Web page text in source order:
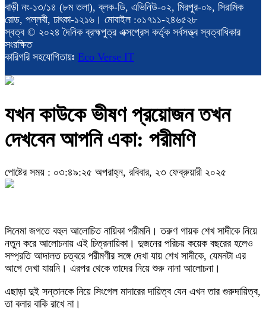
বাড়ী নং-১৩/১৪ (৮ম তলা), ব্লক-ডি, এভিনিউ-০২, মিরপুর-০৯, সিরামিক
রোড, পল্লবী, ঢাৎকা-১২১৬। মোবাইল :০১৭১১-২৪৬৫২৮
স্বত্ব © ২০২৪ দৈনিক ব্রহ্মপুত্র এক্সপ্রেস কর্তৃক সর্বসত্ত্ব স্বত্বাধিকার
সংরক্ষিত
কারিগরি সহযোগিতায়ঃ Eco Verse IT
যখন কাউকে ভীষণ প্রয়োজন তখন
দেখবেন আপনি একা: পরীমণি
পোষ্টের সময় : ০৩:৪৯:২৫ অপরাহ্ন, রবিবার, ২৩ ফেব্রুয়ারী ২০২৫
সিনেমা জগতে বহুল আলোচিত নায়িকা পরীমনি। তরুণ গায়ক শেখ সাদীকে নিয়ে
নতুন করে আলোচনায় এই চিত্রনায়িকা। দুজনের পরিচয় কয়েক বছরের হলেও
সম্প্রতি আদালত চত্বরে পরীমণীর সঙ্গে দেখা যায় শেখ সাদীকে, যেমনটা এর
আগে দেখা যায়নি। এরপর থেকে তাদের নিয়ে শুরু নানা আলোচনা।
এছাড়া দুই সন্তানকে নিয়ে সিংগেল মাদারের দায়িত্ব যেন এখন তার গুরুদায়িত্ব,
তা বলার বাকি রাখে না।